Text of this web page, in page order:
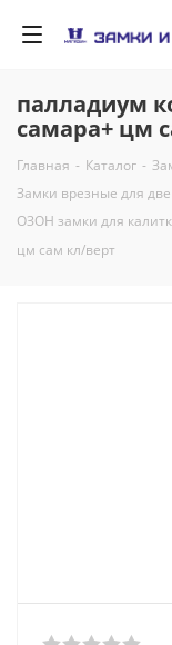
палладиум
самара+ цм
Главная - Каталог -
Замки врезные для
ОЗОН замки для
цм сам кл/верт